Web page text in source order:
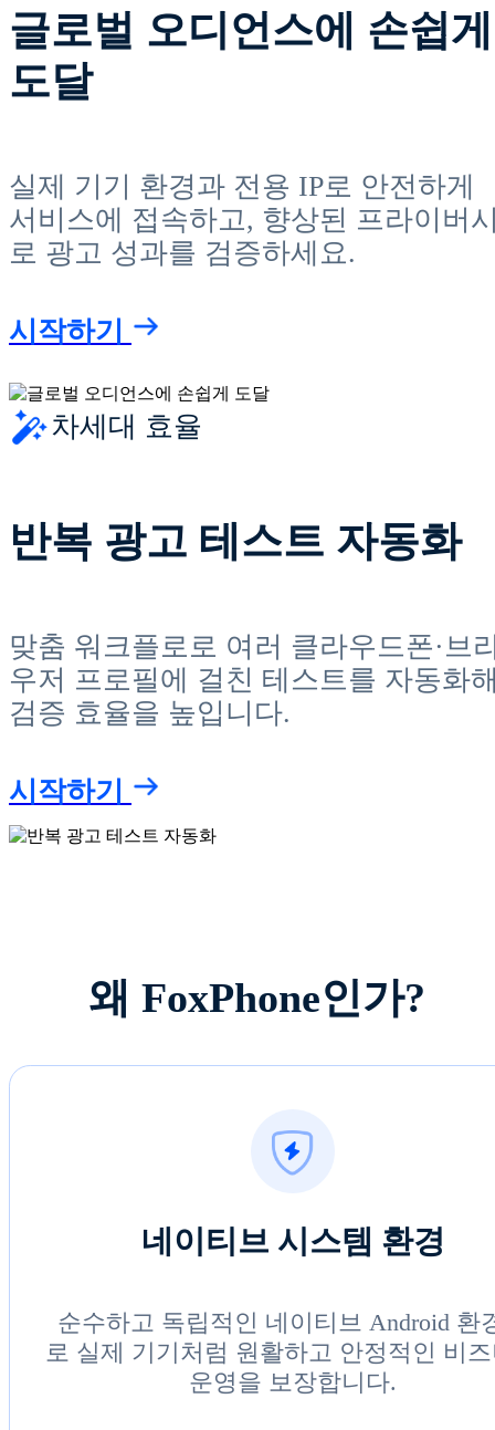
글로벌 오디언스에 손쉽게
도달
실제 기기 환경과 전용 IP로 안전하게
서비스에 접속하고, 향상된 프라이버
로 광고 성과를 검증하세요.
시작하기
차세대 효율
반복 광고 테스트 자동화
맞춤 워크플로로 여러 클라우드폰·브
우저 프로필에 걸친 테스트를 자동화
검증 효율을 높입니다.
시작하기
왜 FoxPhone인가?
네이티브 시스템 환경
순수하고 독립적인 네이티브 Android 환
로 실제 기기처럼 원활하고 안정적인 비
운영을 보장합니다.